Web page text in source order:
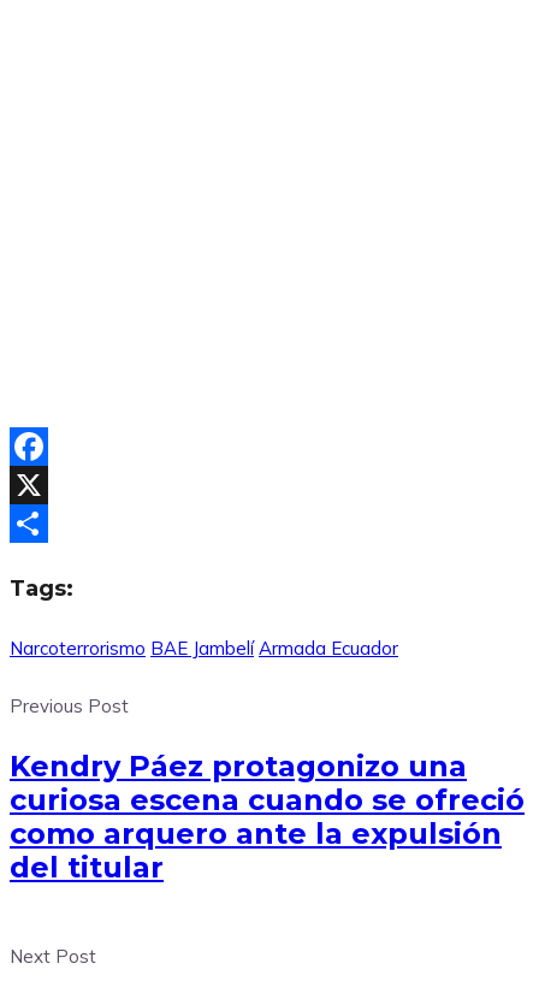
Facebook
X
Tags:
Narcoterrorismo BAE Jambelí Armada Ecuador
Previous Post
Kendry Páez protagonizo una
curiosa escena cuando se ofreció
como arquero ante la expulsión
del titular
Next Post